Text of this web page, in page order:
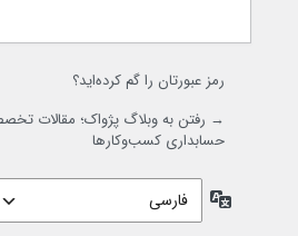
رمز عبورتان را گم کرده‌اید؟
→ رفتن به وبلاگ پژواک؛ مقالات
حسابداری کسب‌وکارها
زبان